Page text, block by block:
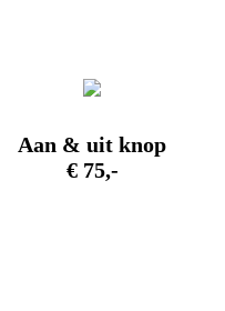
Aan & uit knop
€ 75,-